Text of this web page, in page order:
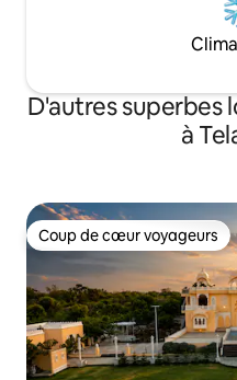
D'autres superbes
à
Coup de cœur voyageurs
Coup de cœur voyageurs